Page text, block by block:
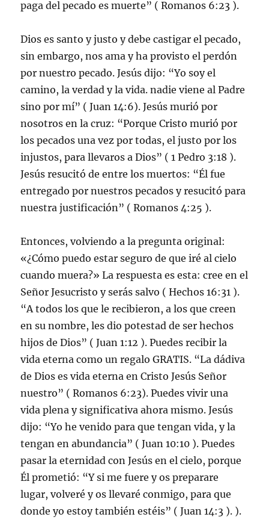
paga del pecado es muerte” ( Romanos 6:23 ).
Dios es santo y justo y debe castigar el pecado,
sin embargo, nos ama y ha provisto el perdón
por nuestro pecado. Jesús dijo: “Yo soy el
camino, la verdad y la vida. nadie viene al Padre
sino por mí” ( Juan 14:6). Jesús murió por
nosotros en la cruz: “Porque Cristo murió por
los pecados una vez por todas, el justo por los
injustos, para llevaros a Dios” ( 1 Pedro 3:18 ).
Jesús resucitó de entre los muertos: “Él fue
entregado por nuestros pecados y resucitó para
nuestra justificación” ( Romanos 4:25 ).
Entonces, volviendo a la pregunta original:
«¿Cómo puedo estar seguro de que iré al cielo
cuando muera?» La respuesta es esta: cree en el
Señor Jesucristo y serás salvo ( Hechos 16:31 ).
“A todos los que le recibieron, a los que creen
en su nombre, les dio potestad de ser hechos
hijos de Dios” ( Juan 1:12 ). Puedes recibir la
vida eterna como un regalo GRATIS. “La dádiva
de Dios es vida eterna en Cristo Jesús Señor
nuestro” ( Romanos 6:23). Puedes vivir una
vida plena y significativa ahora mismo. Jesús
dijo: “Yo he venido para que tengan vida, y la
tengan en abundancia” ( Juan 10:10 ). Puedes
pasar la eternidad con Jesús en el cielo, porque
Él prometió: “Y si me fuere y os preparare
lugar, volveré y os llevaré conmigo, para que
donde yo estoy también estéis” ( Juan 14:3 ). ).